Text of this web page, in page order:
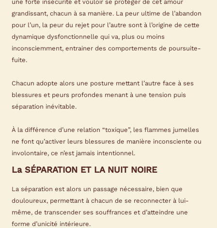
une forte insécurité et vouloir se protéger de cet amour
grandissant, chacun à sa manière. La peur ultime de l’abandon
pour l’un, la peur du rejet pour l’autre sont à l’origine de cette
dynamique dysfonctionnelle qui va, plus ou moins
inconsciemment, entrainer des comportements de poursuite-
fuite.
Chacun adopte alors une posture mettant l’autre face à ses
blessures et peurs profondes menant à une tension puis
séparation inévitable.
À la différence d’une relation “toxique”, les flammes jumelles
ne font qu’activer leurs blessures de manière inconsciente ou
involontaire, ce n’est jamais intentionnel.
La SÉPARATION ET LA NUIT NOIRE
La séparation est alors un passage nécessaire, bien que
douloureux, permettant à chacun de se reconnecter à lui-
même, de transcender ses souffrances et d’atteindre une
forme d’unicité intérieure.